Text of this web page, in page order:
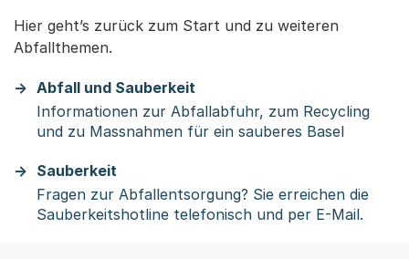
Hier geht’s zurück zum Start und zu weiteren
Abfallthemen.
Abfall und Sauberkeit
Informationen zur Abfallabfuhr, zum Recycling
und zu Massnahmen für ein sauberes Basel
Sauberkeit
Fragen zur Abfallentsorgung? Sie erreichen die
Sauberkeitshotline telefonisch und per E-Mail.